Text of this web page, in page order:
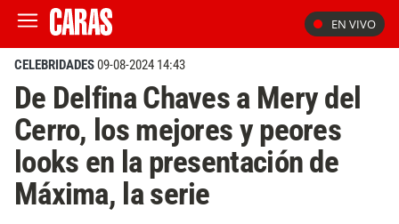
EN VIVO
CELEBRIDADES09-08-2024 14:43
De Delfina Chaves a Mery del
Cerro, los mejores y peores
looks en la presentación de
Máxima, la serie